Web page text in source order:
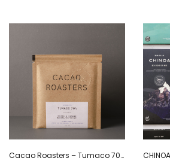
Cacao Roasters – Tumaco 70% x 40 g